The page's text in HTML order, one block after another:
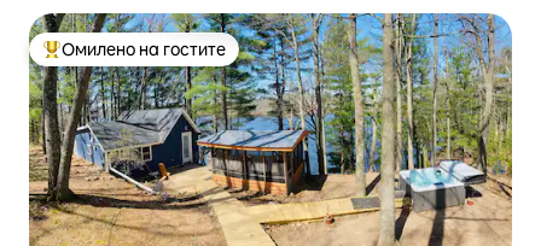
Меѓу најуспешните „Омилени на гостите“
Омилено на гостите